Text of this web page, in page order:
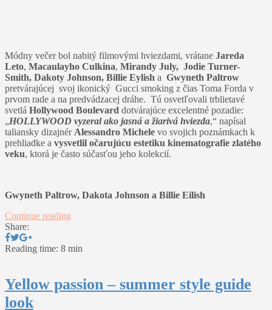
Módny večer bol nabitý filmovými hviezdami, vrátane Jareda
Leto, Macaulayho Culkina, Mirandy July, Jodie Turner-
Smith, Dakoty Johnson, Billie Eylish a Gwyneth Paltrow
pretvárajúcej svoj ikonický Gucci smoking z čias Toma Forda v
prvom rade a na predvádzacej dráhe. Tú osvetľovali trblietavé
svetlá Hollywood Boulevard dotvárajúce excelentné pozadie:
„HOLLYWOOD vyzeral ako jasná a žiarivá hviezda,“ napísal
taliansky dizajnér Alessandro Michele vo svojich poznámkach k
prehliadke a vysvetlil očarujúcu estetiku kinematografie zlatého
veku, ktorá je často súčasťou jeho kolekcií.
Gwyneth Paltrow, Dakota Johnson a Billie Eilish
Continue reading
Share:
Reading time: 8 min
Yellow passion – summer style guide
look